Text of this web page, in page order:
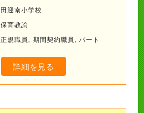
田迎南小学校
保育教諭
正規職員, 期間契約職員, パート
詳細を見る